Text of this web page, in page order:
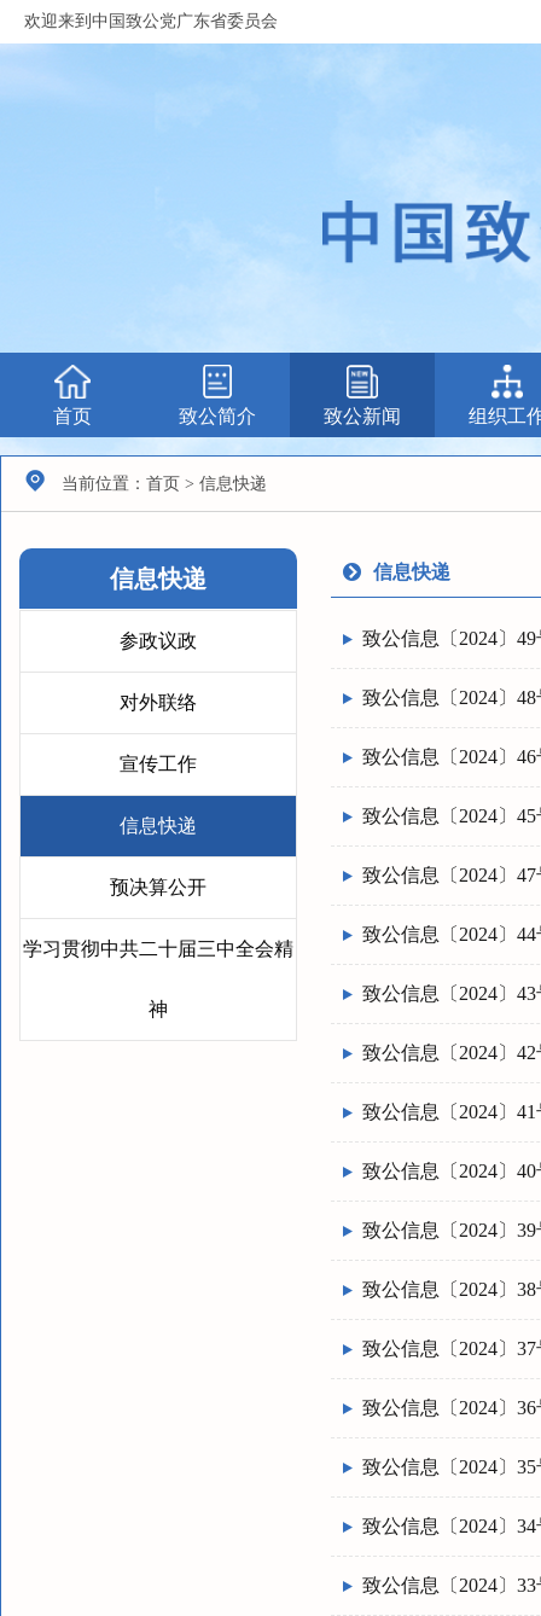
欢迎来到中国致公党广东省委员会
首页 致公简介 致公新闻 组织工
当前位置：首页 > 信息快递
信息快递
参政议政
对外联络
宣传工作
信息快递
预决算公开
学习贯彻中共二十届三中全会精
神
信息快递
致公信息〔2024〕49
致公信息〔2024〕48
致公信息〔2024〕46
致公信息〔2024〕45
致公信息〔2024〕47
致公信息〔2024〕44
致公信息〔2024〕43
致公信息〔2024〕42
致公信息〔2024〕41
致公信息〔2024〕40
致公信息〔2024〕39
致公信息〔2024〕38
致公信息〔2024〕37
致公信息〔2024〕36
致公信息〔2024〕35
致公信息〔2024〕34
致公信息〔2024〕33